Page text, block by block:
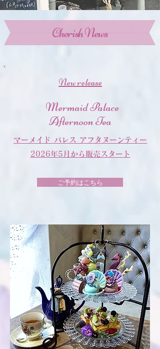
Cherish News
New release
Mermaid Palace
Afternoon Tea
マーメイド パレス アフタヌーンティー
2026年5月から販売スタート
ご予約はこちら